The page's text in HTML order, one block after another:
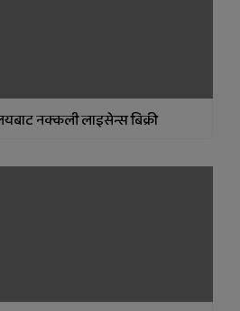
नक्कली लाइसेन्स बिक्री